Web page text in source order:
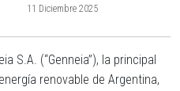
11 Diciembre 2025
S.A. (“Genneia”), la principal
renovable de Argentina,